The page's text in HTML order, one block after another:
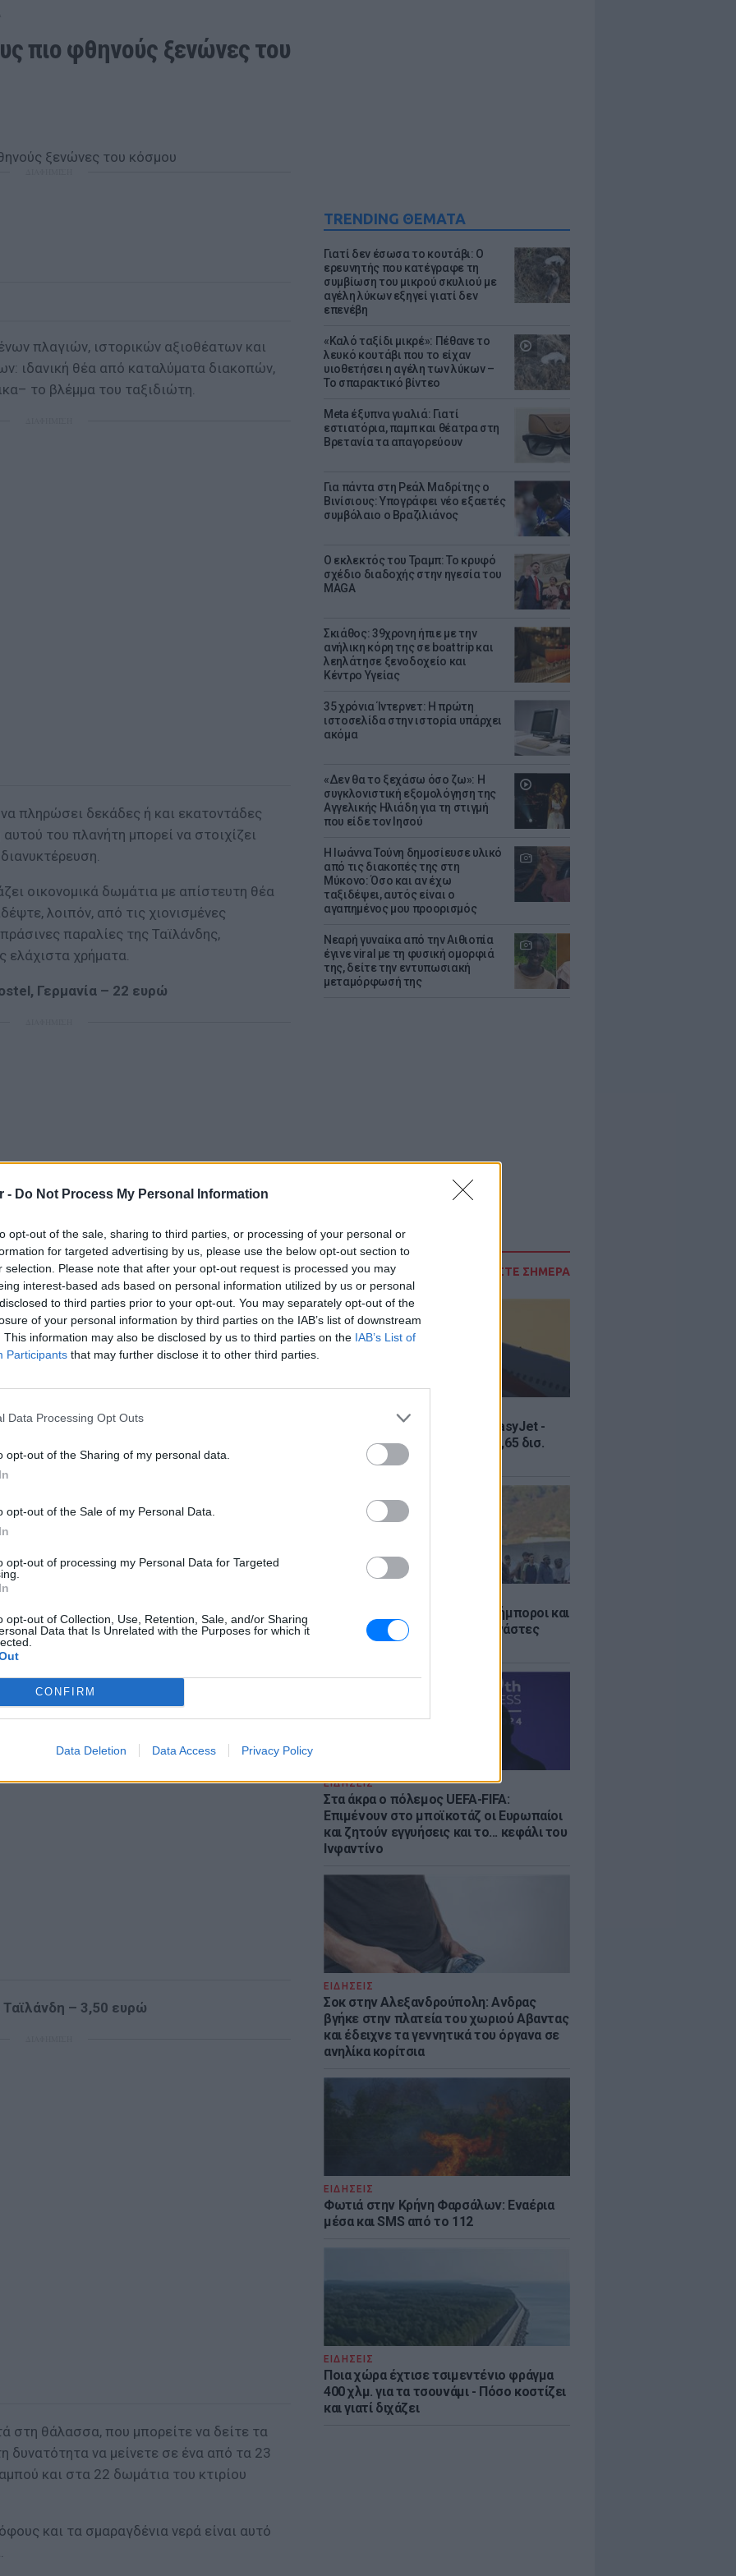
- Do Not Process My Personal Information
opt-out of the sale, sharing to third parties, or processing of your personal or
for targeted advertising by us, please use the below opt-out section to
selection. Please note that after your opt-out request is processed you may
interest-based ads based on personal information utilized by us or personal
to third parties prior to your opt-out. You may separately opt-out of the
of your personal information by third parties on the IAB’s list of downstream
This information may also be disclosed by us to third parties on the IAB’s List of
Participants that may further disclose it to other third parties.
Data Processing Opt Outs
opt-out of the Sharing of my personal data.
opt-out of the Sale of my Personal Data.
opt-out of processing my Personal Data for Targeted
opt-out of Collection, Use, Retention, Sale, and/or Sharing
Data that Is Unrelated with the Purposes for which it
CONFIRM
Data Deletion Data Access Privacy Policy
TRENDING ΘΕΜΑΤΑ
Γιατί δεν έσωσα το κουτάβι: Ο
ερευνητής που κατέγραφε τη
συμβίωση του μικρού σκυλιού με
αγέλη λύκων εξηγεί γιατί δεν
επενέβη
«Καλό ταξίδι μικρέ»: Πέθανε το
λευκό κουτάβι που το είχαν
υιοθετήσει η αγέλη των λύκων –
Το σπαρακτικό βίντεο
Meta έξυπνα γυαλιά: Γιατί
εστιατόρια, παμπ και θέατρα στη
Βρετανία τα απαγορεύουν
Για πάντα στη Ρεάλ Μαδρίτης ο
Βινίσιους: Υπογράφει νέο εξαετές
συμβόλαιο ο Βραζιλιάνος
Ο εκλεκτός του Τραμπ: Το κρυφό
σχέδιο διαδοχής στην ηγεσία του
MAGA
Σκιάθος: 39χρονη ήπιε με την
ανήλικη κόρη της σε boat trip και
λεηλάτησε ξενοδοχείο και
Κέντρο Υγείας
35 χρόνια Ίντερνετ: Η πρώτη
ιστοσελίδα στην ιστορία υπάρχει
ακόμα
«Δεν θα το ξεχάσω όσο ζω»: Η
συγκλονιστική εξομολόγηση της
Αγγελικής Ηλιάδη για τη στιγμή
που είδε τον Ιησού
Η Ιωάννα Τούνη δημοσίευσε υλικό
από τις διακοπές της στη
Μύκονο: Όσο και αν έχω
ταξιδέψει, αυτός είναι ο
αγαπημένος μου προορισμός
Νεαρή γυναίκα από την Αιθιοπία
έγινε viral με τη φυσική ομορφιά
της, δείτε την εντυπωσιακή
μεταμόρφωσή της
ΔΙΑΒΑΣΤΕ ΣΗΜΕΡΑ
Συμφωνία εξαγοράς για την EasyJet -
Στην αμερικανική Appolo για 6,65 δισ.
Θέουτα: «Οι κάτοικοι είναι ανήμποροι και
γεμάτοι αγωνία» - 5.000 μετανάστες
παραμένουν στην περιοχή
ΕΙΔΗΣΕΙΣ
Στα άκρα ο πόλεμος UEFA-FIFA:
Επιμένουν στο μποϊκοτάζ οι Ευρωπαίοι
και ζητούν εγγυήσεις και το... κεφάλι του
Ινφαντίνο
ΕΙΔΗΣΕΙΣ
Σοκ στην Αλεξανδρούπολη: Ανδρας
βγήκε στην πλατεία του χωριού Αβαντας
και έδειχνε τα γεννητικά του όργανα σε
ανηλίκα κορίτσια
ΕΙΔΗΣΕΙΣ
Φωτιά στην Κρήνη Φαρσάλων: Εναέρια
μέσα και SMS από το 112
ΕΙΔΗΣΕΙΣ
Ποια χώρα έχτισε τσιμεντένιο φράγμα
400 χλμ. για τα τσουνάμι - Πόσο κοστίζει
και γιατί διχάζει
πιο φθηνούς ξενώνες του
πλαγιών, ιστορικών αξιοθέατων και
ιδανική θέα από καταλύματα διακοπών,
το βλέμμα του ταξιδιώτη.
να πληρώσει δεκάδες ή και εκατοντάδες
του πλανήτη μπορεί να στοιχίζει
οικονομικά δωμάτια με απίστευτη θέα
λοιπόν, από τις χιονισμένες
παραλίες της Ταϊλάνδης,
ελάχιστα χρήματα.
Γερμανία – 22 ευρώ
μείνετε σε ένα ιστορικό κάστρο του 12ου
του Ρήνου στη Γερμανία.
της πόλης Bacharach, που είναι γνωστή
στο φαράγγι του Ρήνου. Είναι
ξύλινα σπίτια, γραφικές αυλές και
κεντρικός δρόμος έχει πρόσφατα
ΔΙΑΦΗΜΙΣΗ
– 3,50 ευρώ
στη θάλασσα, που μπορείτε να δείτε τα
δυνατότητα να μείνετε σε ένα από τα 23
και στα 22 δωμάτια του κτιρίου
και τα σμαραγδένια νερά είναι αυτό